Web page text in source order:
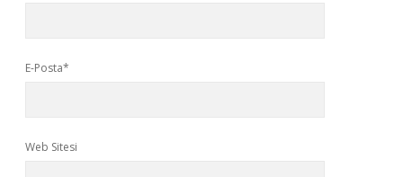
E-Posta*
Web Sitesi